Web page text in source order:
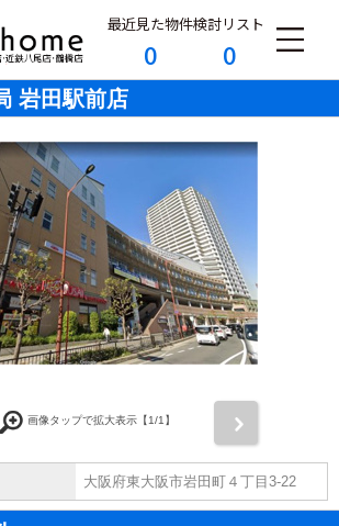
最近見た物件
0
検討リスト
0
岩田駅前店
画像タップで拡大表示【1/1】
大阪府東大阪市岩田町４丁目3-22